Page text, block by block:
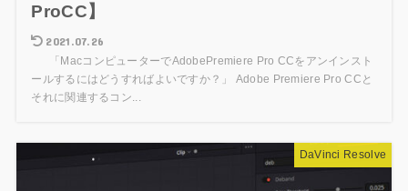
ProCC】
2021.07.26
「MacコンピューターでAdobePremiere Pro CCをアンインスト
ールするにはどうすればよいですか？」 Adobe Premiere Pro CCと
それに関連するコン...
DaVinci Resolve